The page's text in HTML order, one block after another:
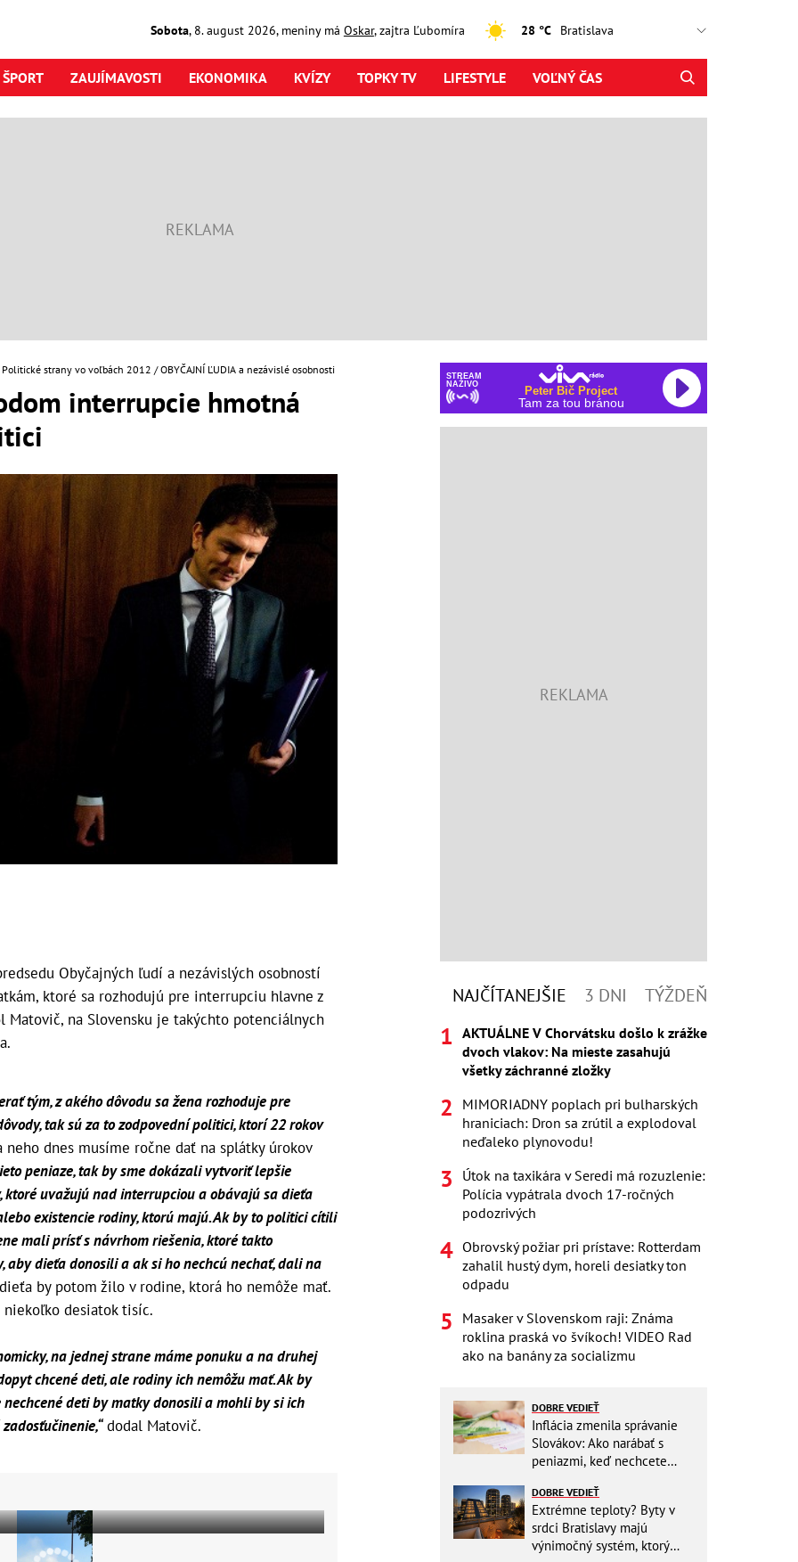
Sobota, 8. august2026, meniny má Oskar, zajtra Ľubomíra 28 °C
ŠPORT ZAUJÍMAVOSTI EKONOMIKA KVÍZY TOPKY TV LIFESTYLE VOĽNÝ ČAS
Politické strany vo voľbách 2012 OBYČAJNÍ ĽUDIA a nezávislé osobnosti
interrupcie hmotná
Obyčajných ľudí a nezávislých osobností
ktoré sa rozhodujú pre interrupciu hlavne z
Matovič, na Slovensku je takýchto potenciálnych
tým, z akého dôvodu sa žena rozhoduje pre
tak sú za to zodpovední politici, ktorí 22 rokov
neho dnes musíme ročne dať na splátky úrokov
peniaze, tak by sme dokázali vytvoriť lepšie
ktoré uvažujú nad interrupciou a obávajú sa dieťa
existencie rodiny, ktorú majú. Ak by to politici cítili
mali prísť s návrhom riešenia, ktoré takto
aby dieťa donosili a ak si ho nechcú nechať, dali na
by potom žilo v rodine, ktorá ho nemôže mať.
niekoľko desiatok tisíc.
na jednej strane máme ponuku a na druhej
chcené deti, ale rodiny ich nemôžu mať. Ak by
deti by matky donosili a mohli by si ich
dodal Matovič.
STREAM
NAŽIVO
Peter Bič Project
Tam za tou bránou
NAJČÍTANEJŠIE 3 DNI TÝŽDEŇ
AKTUÁLNE V Chorvátsku došlo k zrážke
dvoch vlakov: Na mieste zasahujú
všetky záchranné zložky
MIMORIADNY poplach pri bulharských
hraniciach: Dron sa zrútil a explodoval
neďaleko plynovodu!
Útok na taxikára v Seredi má rozuzlenie:
Polícia vypátrala dvoch 17-ročných
podozrivých
Obrovský požiar pri prístave: Rotterdam
zahalil hustý dym, horeli desiatky ton
odpadu
Masaker v Slovenskom raji: Známa
roklina praská vo švíkoch! VIDEO Rad
ako na banány za socializmu
DOBRE VEDIEŤ
Inflácia zmenila správanie
Slovákov: Ako narábať s
peniazmi, keď nechcete
DOBRE VEDIEŤ
Extrémne teploty? Byty v
srdci Bratislavy majú
výnimočný systém, ktorý